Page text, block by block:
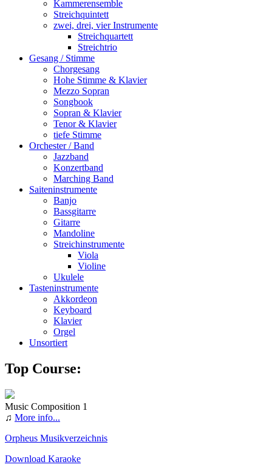
Kammerensemble
Streichquintett
zwei, drei, vier Instrumente
Streichquartett
Streichtrio
Gesang / Stimme
Chorgesang
Hohe Stimme & Klavier
Mezzo Sopran
Songbook
Sopran & Klavier
Tenor & Klavier
tiefe Stimme
Orchester / Band
Jazzband
Konzertband
Marching Band
Saiteninstrumente
Banjo
Bassgitarre
Gitarre
Mandoline
Streichinstrumente
Viola
Violine
Ukulele
Tasteninstrumente
Akkordeon
Keyboard
Klavier
Orgel
Unsortiert
Top Course:
Music Composition 1
♫ More info...
Orpheus Musikverzeichnis
Download Karaoke